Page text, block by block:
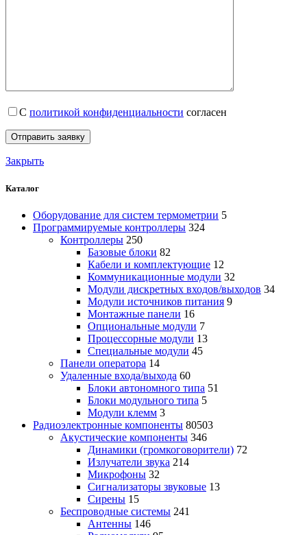
С политикой конфиденциальности согласен
Закрыть
Каталог
Оборудование для систем термометрии 5
Программируемые контроллеры 324
Контроллеры 250
Базовые блоки 82
Кабели и комплектующие 12
Коммуникационные модули 32
Модули дискретных входов/выходов 34
Модули источников питания 9
Монтажные панели 16
Опциональные модули 7
Процессорные модули 13
Специальные модули 45
Панели оператора 14
Удаленные входа/выхода 60
Блоки автономного типа 51
Блоки модульного типа 5
Модули клемм 3
Радиоэлектронные компоненты 80503
Акустические компоненты 346
Динамики (громкоговорители) 72
Излучатели звука 214
Микрофоны 32
Сигнализаторы звуковые 13
Сирены 15
Беспроводные системы 241
Антенны 146